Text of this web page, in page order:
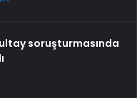
soruşturmasında